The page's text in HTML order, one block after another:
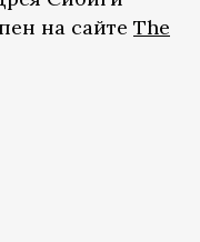
на сайте The